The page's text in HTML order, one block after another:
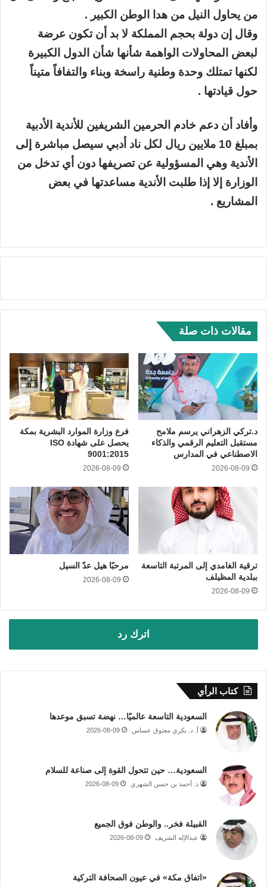
من يحاول النيل من هدا الوطن الكبير .
وقال إن دولة بحجم المملكة لا بد أن تكون عرضة
لبعض المحاولات الواهمة شأنها شأن الدول الكبيرة
لكنها تمتلك وحدة وطنية راسخة وبناء والتفافاً متيناً
حول قيادتها .
وأفاد أن دعم خادم الحرمين الشريفين للأندية الأدبية
بمبلغ 10 ملايين ريال لكل ناد أدبي سيصل مباشرة إلى
الأندية وهي المسؤولية عن تصريفها دون أي تدخل من
الوزارة إلا إذا طلبت الأندية مساعدتها في بعض
المشاريع .
مقالات ذات صلة
د.تركي الزهراني يرسم ملامح
مستقبل التعليم الرقمي والذكاء
الاصطناعي في المدارس
2026-08-09
فرع وزارة الموارد البشرية بمكة
يحصل على شهادة ISO
9001:2015
2026-08-09
ترقية الغامدي إلى المرتبة التاسعة
ببلدية المظيلف
2026-08-09
مرحبًا هيل عدّ السيل
2026-08-09
اترك رد
كتاب الرأي
السعودية التاسعة عالميًا… نهضة تسبق موعدها
أ. د. بكري معتوق عساس 2026-08-09
السعودية… حين تتحول القوة إلى صناعة للسلام
د. أحمد بن حسن الشهري 2026-08-09
القبيلة فخر.. والوطن فوق الجميع
عبدالإله الشريف 2026-08-09
«اتفاق مكة» في عيون الصحافة التركية